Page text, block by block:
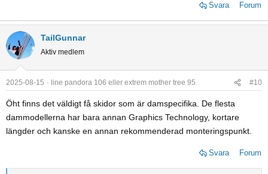
Svara Forum
TailGunnar
Aktiv medlem
2025-08-15 line pandora 106 eller extrem mother tree 95 #10
Öht finns det väldigt få skidor som är damspecifika. De flesta
dammodellerna har bara annan Graphics Technology, kortare
längder och kanske en annan rekommenderad monteringspunkt.
Svara Forum